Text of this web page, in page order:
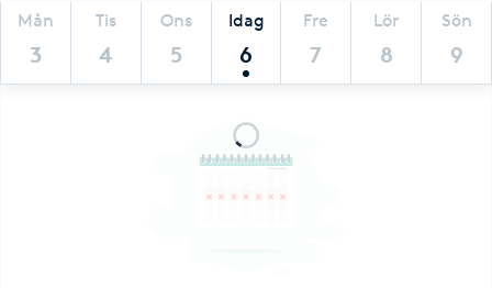
Mån
3
Tis
4
Ons
5
Idag
6
Fre
7
Lör
8
Sön
9